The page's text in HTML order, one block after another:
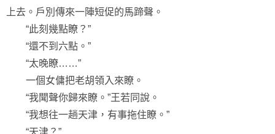
上去。戶別傳來一陣短促的馬蹄聲。
“此刻幾點瞭？”
“還不到六點。”
“太晚瞭……”
一個女傭把老胡領入來瞭。
“我聞聲你歸來瞭。”王若同說。
“我想往一趟天津，有事拖住瞭。”
“天津？”